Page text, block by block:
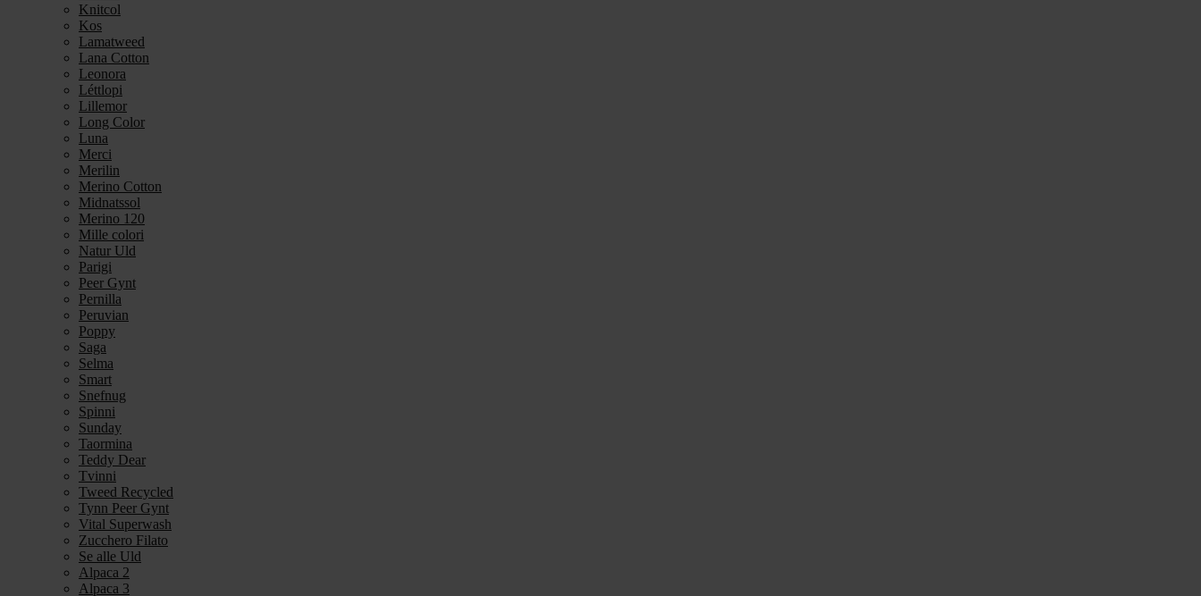
Knitcol
Kos
Lamatweed
Lana Cotton
Leonora
Léttlopi
Lillemor
Long Color
Luna
Merci
Merilin
Merino Cotton
Midnatssol
Merino 120
Mille colori
Natur Uld
Parigi
Peer Gynt
Pernilla
Peruvian
Poppy
Saga
Selma
Smart
Snefnug
Spinni
Sunday
Taormina
Teddy Dear
Tvinni
Tweed Recycled
Tynn Peer Gynt
Vital Superwash
Zucchero Filato
Se alle Uld
Alpaca 2
Alpaca 3